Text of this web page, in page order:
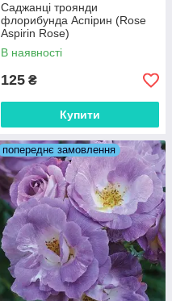
Саджанці троянди
флорибунда Аспірин (Rose
Aspirin Rose)
В наявності
125 ₴
Купити
попереднє замовлення